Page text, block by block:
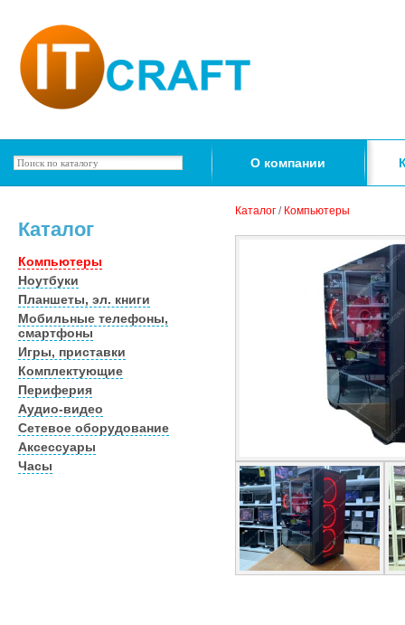
О компании
Каталог
Компьютеры
Ноутбуки
Планшеты, эл. книги
Мобильные телефоны,
смартфоны
Игры, приставки
Комплектующие
Периферия
Аудио-видео
Сетевое оборудование
Аксессуары
Часы
Каталог / Компьютеры